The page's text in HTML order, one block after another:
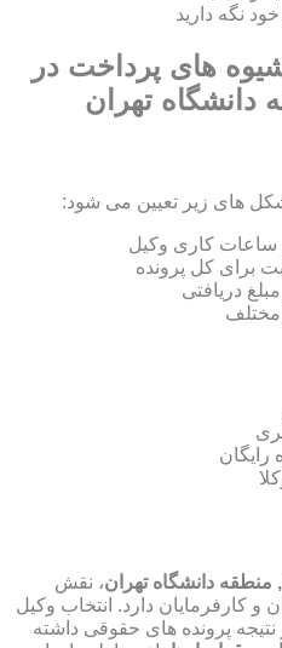
نگه دارید
های پرداخت در
دانشگاه تهران
های زیر تعیین می شود:
کاری وکیل
برای کل پرونده
دریافتی
رایگان
منطقه دانشگاه تهران، نقش
و کارفرمایان دارد. انتخاب وکیل
پرونده های حقوقی داشته